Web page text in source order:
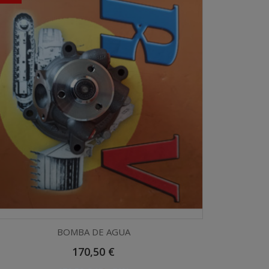
Vista rápida
BOMBA DE AGUA
Precio
170,50 €